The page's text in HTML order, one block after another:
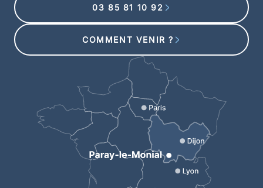
03 85 81 10 92
COMMENT VENIR ?